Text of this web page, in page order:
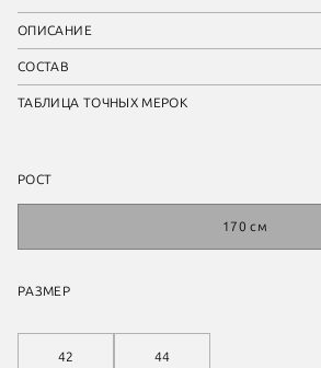
ОПИСАНИЕ
СОСТАВ
ТАБЛИЦА ТОЧНЫХ МЕРОК
РОСТ
170 см
РАЗМЕР
42 44